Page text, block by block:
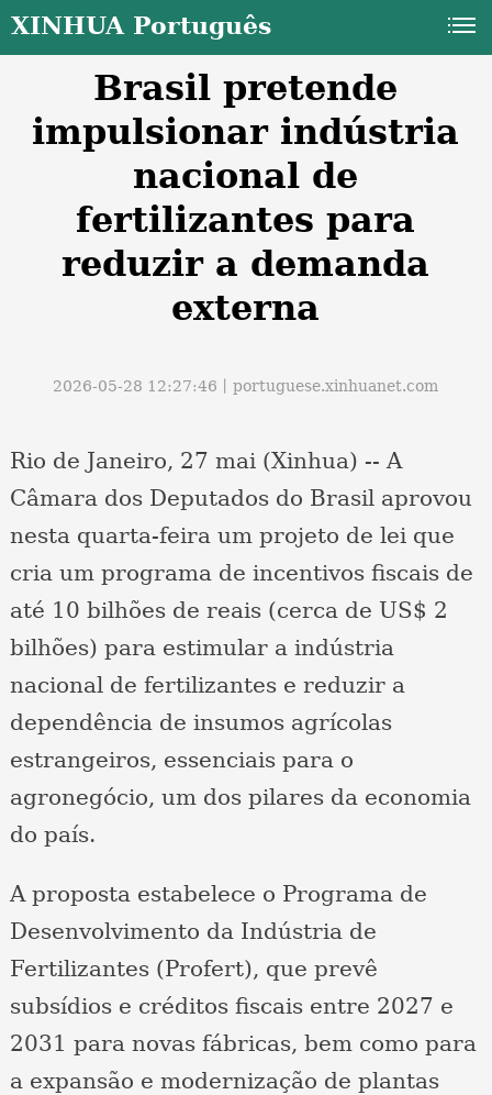
XINHUA Português
Brasil pretende
impulsionar indústria
nacional de
fertilizantes para
reduzir a demanda
externa
2026-05-28 12:27:46丨portuguese.xinhuanet.com
Rio de Janeiro, 27 mai (Xinhua) -- A
Câmara dos Deputados do Brasil aprovou
nesta quarta-feira um projeto de lei que
cria um programa de incentivos fiscais de
até 10 bilhões de reais (cerca de US$ 2
bilhões) para estimular a indústria
nacional de fertilizantes e reduzir a
dependência de insumos agrícolas
estrangeiros, essenciais para o
agronegócio, um dos pilares da economia
do país.
A proposta estabelece o Programa de
Desenvolvimento da Indústria de
Fertilizantes (Profert), que prevê
subsídios e créditos fiscais entre 2027 e
2031 para novas fábricas, bem como para
a expansão e modernização de plantas